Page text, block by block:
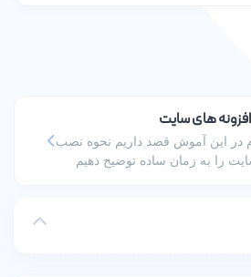
های سایت
در این آموش قصد داریم نحوه نصب
را به زمان ساده توضیح دهیم